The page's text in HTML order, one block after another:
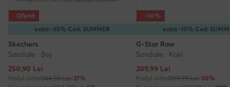
extra -35% Cod: SUMMER
Ofertă
Skechers
Sandale · Bej
Prețul actual
250,90 Lei
Prețul inițial344,90 Lei-27%
extra -10% Cod:
-30%
G-Star Raw
Sandale · Kaki
Prețul actual
209,99 Lei
Prețul inițial299,99 Lei-30%